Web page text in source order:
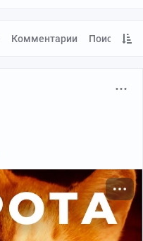
Комментарии Поиск